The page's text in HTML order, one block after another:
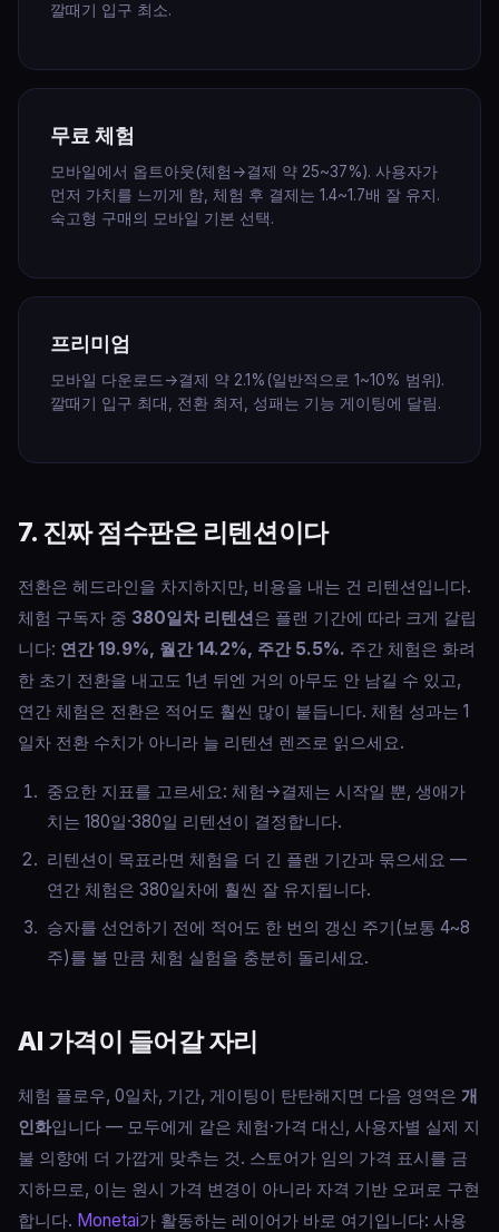
깔때기 입구 최소.
무료 체험
모바일에서 옵트아웃(체험→결제 약 25~37%). 사용자가
먼저 가치를 느끼게 함, 체험 후 결제는 1.4~1.7배 잘 유지.
숙고형 구매의 모바일 기본 선택.
프리미엄
모바일 다운로드→결제 약 2.1%(일반적으로 1~10% 범위).
깔때기 입구 최대, 전환 최저, 성패는 기능 게이팅에 달림.
7. 진짜 점수판은 리텐션이다
전환은 헤드라인을 차지하지만, 비용을 내는 건 리텐션입니다.
체험 구독자 중 380일차 리텐션은 플랜 기간에 따라 크게 갈립
니다: 연간 19.9%, 월간 14.2%, 주간 5.5%. 주간 체험은 화려
한 초기 전환을 내고도 1년 뒤엔 거의 아무도 안 남길 수 있고,
연간 체험은 전환은 적어도 훨씬 많이 붙듭니다. 체험 성과는 1
일차 전환 수치가 아니라 늘 리텐션 렌즈로 읽으세요.
중요한 지표를 고르세요: 체험→결제는 시작일 뿐, 생애가
치는 180일·380일 리텐션이 결정합니다.
리텐션이 목표라면 체험을 더 긴 플랜 기간과 묶으세요 —
연간 체험은 380일차에 훨씬 잘 유지됩니다.
승자를 선언하기 전에 적어도 한 번의 갱신 주기(보통 4~8
주)를 볼 만큼 체험 실험을 충분히 돌리세요.
AI 가격이 들어갈 자리
체험 플로우, 0일차, 기간, 게이팅이 탄탄해지면 다음 영역은 개
인화입니다 — 모두에게 같은 체험·가격 대신, 사용자별 실제 지
불 의향에 더 가깝게 맞추는 것. 스토어가 임의 가격 표시를 금
지하므로, 이는 원시 가격 변경이 아니라 자격 기반 오퍼로 구현
합니다. Monetai가 활동하는 레이어가 바로 여기입니다: 사용